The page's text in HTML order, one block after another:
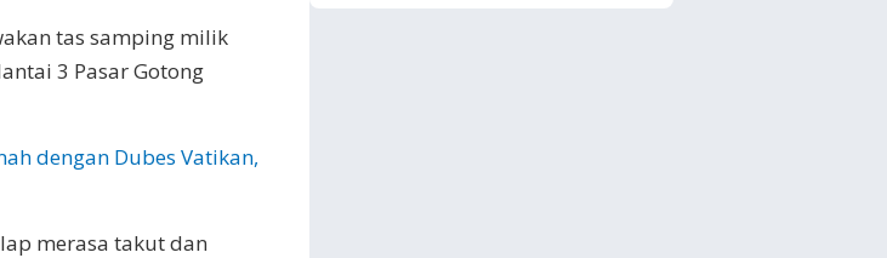
tas samping milik
3 Pasar Gotong
dengan Dubes Vatikan,
merasa takut dan